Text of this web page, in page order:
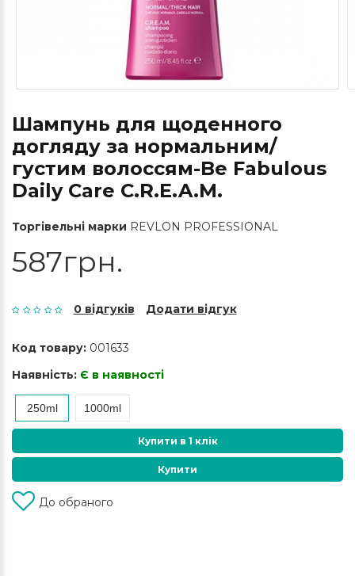
Шампунь для щоденного
догляду за нормальним/
густим волоссям-Be Fabulous
Daily Care C.R.E.A.M.
Торгівельні марки REVLON PROFESSIONAL
587грн.
0 відгуків Додати відгук
Код товару: 001633
Наявність: Є в наявності
250ml 1000ml
Купити в 1 клік
Купити
До обраного